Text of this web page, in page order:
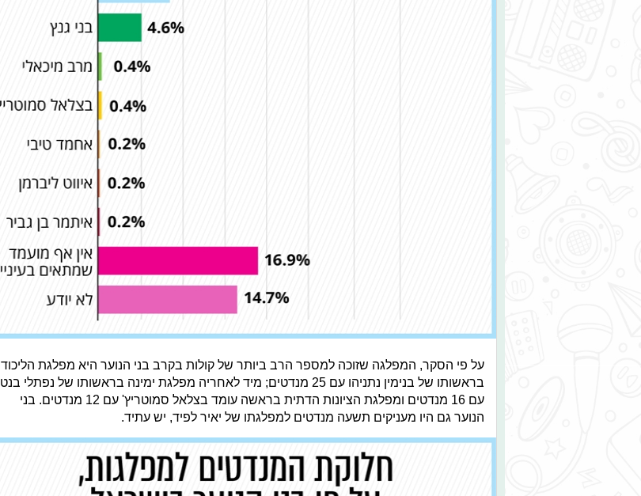
על פי הסקר, המפלגה שזוכה למספר הרב ביותר של קולות בקרב בני הנוער היא מפלגת הליכוד
בראשותו של בנימין נתניהו עם 25 מנדטים; מיד לאחריה מפלגת ימינה בראשותו של נפתלי בנט
עם 16 מנדטים ומפלגת הציונות הדתית בראשה עומד בצלאל סמוטריץ' עם 12 מנדטים. בני
הנוער גם היו מעניקים תשעה מנדטים למפלגתו של יאיר לפיד, יש עתיד.